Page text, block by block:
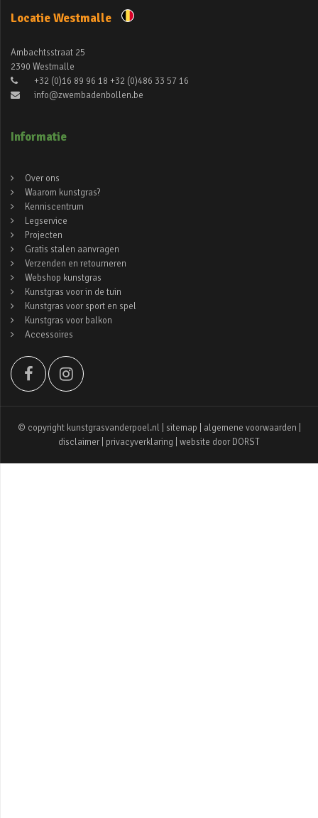
Locatie Westmalle
Ambachtsstraat 25
2390 Westmalle
+32 (0)16 89 96 18 +32 (0)486 33 57 16
info@zwembadenbollen.be
Informatie
Over ons
Waarom kunstgras?
Kenniscentrum
Legservice
Projecten
Gratis stalen aanvragen
Verzenden en retourneren
Webshop kunstgras
Kunstgras voor in de tuin
Kunstgras voor sport en spel
Kunstgras voor balkon
Accessoires
© copyright kunstgrasvanderpoel.nl | sitemap algemene voorwaarden
disclaimer
privacyverklaring | website door DORST